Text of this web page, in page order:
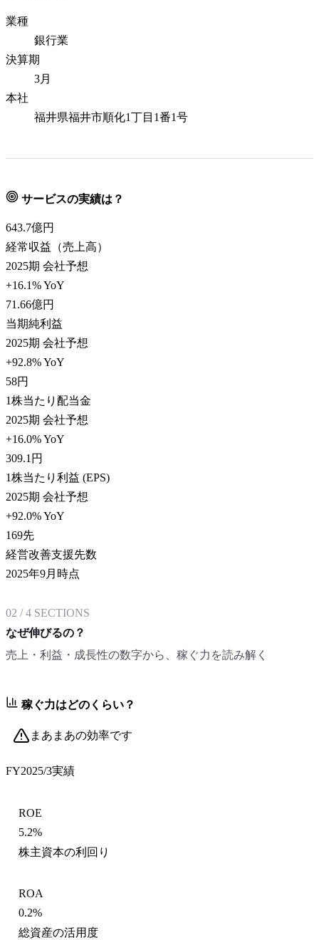
業種
銀行業
決算期
3月
本社
福井県福井市順化1丁目1番1号
サービスの実績は？
643.7億円
経常収益（売上高）
2025期 会社予想
+16.1% YoY
71.66億円
当期純利益
2025期 会社予想
+92.8% YoY
58円
1株当たり配当金
2025期 会社予想
+16.0% YoY
309.1 円
1株当たり利益 (EPS)
2025期 会社予想
+92.0% YoY
169先
経営改善支援先数
2025年9月時点
02 /4 SECTIONS
なぜ伸びるの？
売上・利益・成長性の数字から、稼ぐ力を読み解く
稼ぐ力はどのくらい？
まあまあの効率です
FY2025/3実績
ROE
5.2%
株主資本の利回り
ROA
0.2%
総資産の活用度